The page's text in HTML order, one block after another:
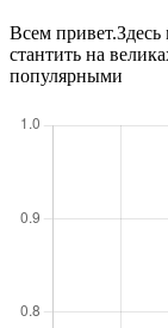
Всем
стантить на
популярными